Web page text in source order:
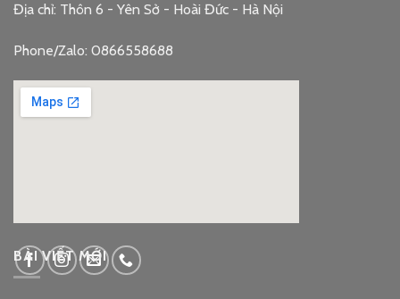
Địa chỉ: Thôn 6 - Yên Sở - Hoài Đức - Hà Nội
Phone/Zalo: 0866558688
BÀI VIẾT MỚI